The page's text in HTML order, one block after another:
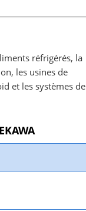
réfrigérés, la
les usines de
et les systèmes de